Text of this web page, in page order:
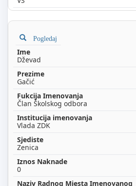
Pogledaj
Dževad
Gačić
Član Školskog odbora
Vlada ZDK
Zenica
0